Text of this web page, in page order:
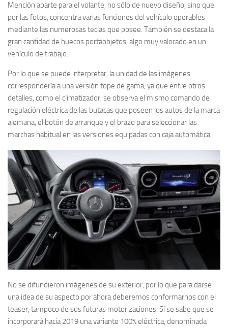
Mención aparte para el volante, no sólo de nuevo diseño, sino que
por las fotos, concentra varias funciones del vehículo operables
mediante las numerosas teclas que posee. También se destaca la
gran cantidad de huecos portaobjetos, algo muy valorado en un
vehículo de trabajo.
Por lo que se puede interpretar, la unidad de las imágenes
correspondería a una versión tope de gama, ya que entre otros
detalles, como el climatizador, se observa el mismo comando de
regulación eléctrica de las butacas que poseen los autos de la marca
alemana, el botón de arranque y el brazo para seleccionar las
marchas habitual en las versiones equipadas con caja automática.
No se difundieron imágenes de su exterior, por lo que para darse
una idea de su aspecto por ahora deberemos conformarnos con el
teaser, tampoco de sus futuras motorizaciones. Sí se sabe que se
incorporará hacia 2019 una variante 100% eléctrica, denominada